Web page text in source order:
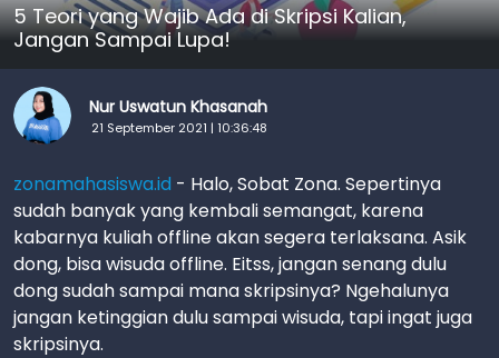
5 Teori yang Wajib Ada di Skripsi Kalian,
Jangan Sampai Lupa!
Nur Uswatun Khasanah
21 September 2021 | 10:36:48
zonamahasiswa.id - Halo, Sobat Zona. Sepertinya
sudah banyak yang kembali semangat, karena
kabarnya kuliah offline akan segera terlaksana. Asik
dong, bisa wisuda offline. Eitss, jangan senang dulu
dong sudah sampai mana skripsinya? Ngehalunya
jangan ketinggian dulu sampai wisuda, tapi ingat juga
skripsinya.